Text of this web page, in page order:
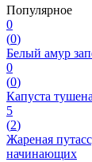
Популярное
0
(0)
Белый амур
0
(0)
Капуста
5
(2)
Жареная
начинающих